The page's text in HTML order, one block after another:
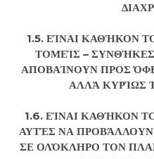
1.5. ΕΊΝΑΙ ΚΑΘΉΚΟΝ
ΤΟΜΕΊΣ –
ΑΠΟΒΑΊΝΟΥΝ ΠΡΟΣ
ΑΛΛΆ ΚΥΡΊΩΣ
1.6. ΕΊΝΑΙ ΚΑΘΉΚΟΝ
ΑΥΤΈΣ ΝΑ
ΣΕ ΟΛΌΚΛΗΡΟ ΤΟΝ